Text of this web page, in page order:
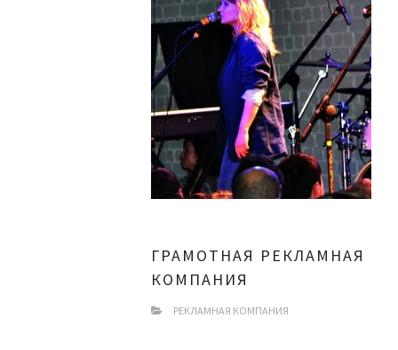
ГРАМОТНАЯ РЕКЛАМНАЯ
КОМПАНИЯ
РЕКЛАМНАЯ КОМПАНИЯ